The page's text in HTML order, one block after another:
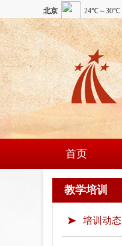
首页
教学培训
培训动态